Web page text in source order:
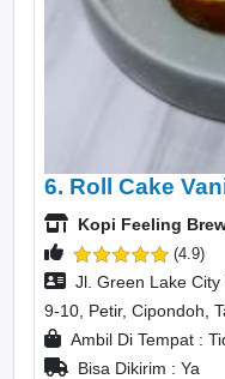
6. Roll Cake
Kopi Feeling
(4.9)
Jl. Green Lake
9-10, Petir, Cipondoh,
Ambil Di Tempat :
Bisa Dikirim : Ya